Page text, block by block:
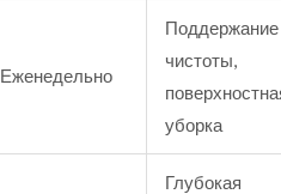
Еженедельно
Поддержание
чистоты,
уборка
Глубокая